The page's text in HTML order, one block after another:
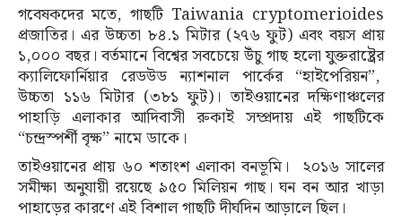
গবেষকদের মতে, গাছটি Taiwania cryptomerioides
প্রজাতির। এর উচ্চতা ৮৪.১ মিটার (২৭৬ ফুট) এবং বয়স প্রায়
১,০০০ বছর। বর্তমানে বিশ্বের সবচেয়ে উঁচু গাছ হলো যুক্তরাষ্ট্রের
ক্যালিফোর্নিয়ার রেডউড ন্যাশনাল পার্কের “হাইপেরিয়ন”,
উচ্চতা ১১৬ মিটার (৩৮১ ফুট)। তাইওয়ানের দক্ষিণাঞ্চলের
পাহাড়ি এলাকার আদিবাসী রুকাই সম্প্রদায় এই গাছটিকে
“চন্দ্রস্পর্শী বৃক্ষ” নামে ডাকে।
তাইওয়ানের প্রায় ৬০ শতাংশ এলাকা বনভূমি। ২০১৬ সালের
সমীক্ষা অনুযায়ী রয়েছে ৯৫০ মিলিয়ন গাছ। ঘন বন আর খাড়া
পাহাড়ের কারণে এই বিশাল গাছটি দীর্ঘদিন আড়ালে ছিল।